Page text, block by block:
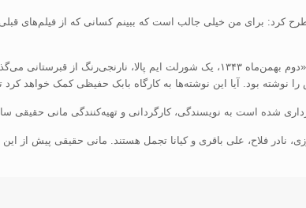
کرد: برای من خیلی جالب است که ببینم کسانی که از فیلم‌های
بنابراین گزارش، در خلاصه داستان «اژدها وارد می‌شود» آمده است: «دوم
نوشته بود. آیا این نوشته‌ها به کارگاه بابک حفیظی کمک خواهد
شده است به نویسندگی، کارگردانی و تهیه‌کنندگی مانی حقیقی
نادر فلاح، علی باقری و کیانا تجمل هستند. مانی حقیقی پیش از این